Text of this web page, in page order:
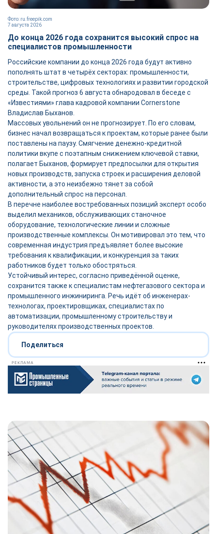
7 августа 2026
Фото: ru.freepik.com
До конца 2026 года сохранится высокий спрос на
специалистов промышленности
Российские компании до конца 2026 года будут активно
пополнять штат в четырёх секторах: промышленности,
строительстве, цифровых технологиях и развитии городской
среды. Такой прогноз 6 августа обнародовал в беседе с
«Известиями» глава кадровой компании Cornerstone
Владислав Быханов.
Массовых увольнений он не прогнозирует. По его словам,
бизнес начал возвращаться к проектам, которые ранее были
поставлены на паузу. Смягчение денежно-кредитной
политики вкупе с поэтапным снижением ключевой ставки,
полагает Быханов, формирует предпосылки для открытия
новых производств, запуска строек и расширения деловой
активности, а это неизбежно тянет за собой
дополнительный спрос на персонал.
В перечне наиболее востребованных позиций эксперт особо
выделил механиков, обслуживающих станочное
оборудование, технологические линии и сложные
производственные комплексы. Он мотивировал это тем, что
современная индустрия предъявляет более высокие
требования к квалификации, и конкуренция за таких
работников будет только обостряться.
Устойчивый интерес, согласно приведённой оценке,
сохранится также к специалистам нефтегазового сектора и
промышленного инжиниринга. Речь идёт об инженерах-
технологах, проектировщиках, специалистах по
автоматизации, промышленному строительству и
руководителях производственных проектов.
Поделиться
РЕКЛАМА